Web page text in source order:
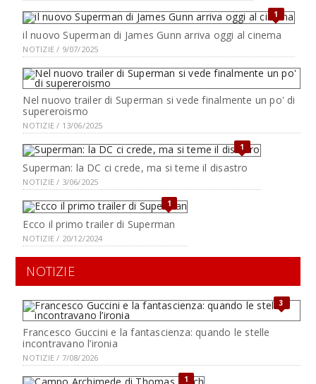
1
il nuovo Superman di James Gunn arriva oggi al cinema
NOTIZIE / 9/07/2025
Nel nuovo trailer di Superman si vede finalmente un po' di
supereroismo
NOTIZIE / 13/06/2025
1
Superman: la DC ci crede, ma si teme il disastro
NOTIZIE / 3/06/2025
1
Ecco il primo trailer di Superman
NOTIZIE / 20/12/2024
NOTIZIE
3
Francesco Guccini e la fantascienza: quando le stelle
incontravano l’ironia
NOTIZIE / 7/08/2026
1